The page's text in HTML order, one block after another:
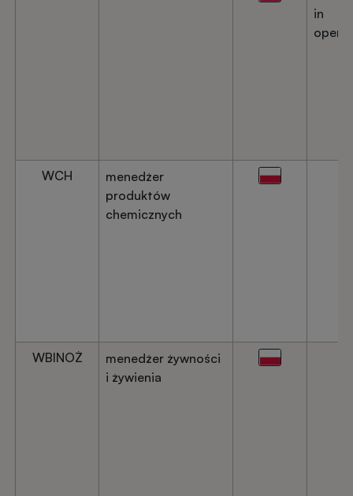
in
WCH
menedżer
produktów
chemicznych
WBINOŻ
menedżer żywności
i żywienia